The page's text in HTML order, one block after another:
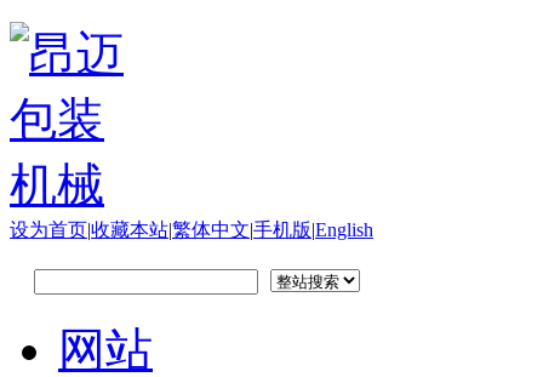
设为首页|收藏本站|繁体中文|手机版|English
网站